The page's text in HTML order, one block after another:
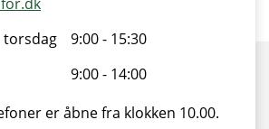
torsdag
9:00 - 15:30
9:00 - 14:00
er åbne fra klokken 10.00.